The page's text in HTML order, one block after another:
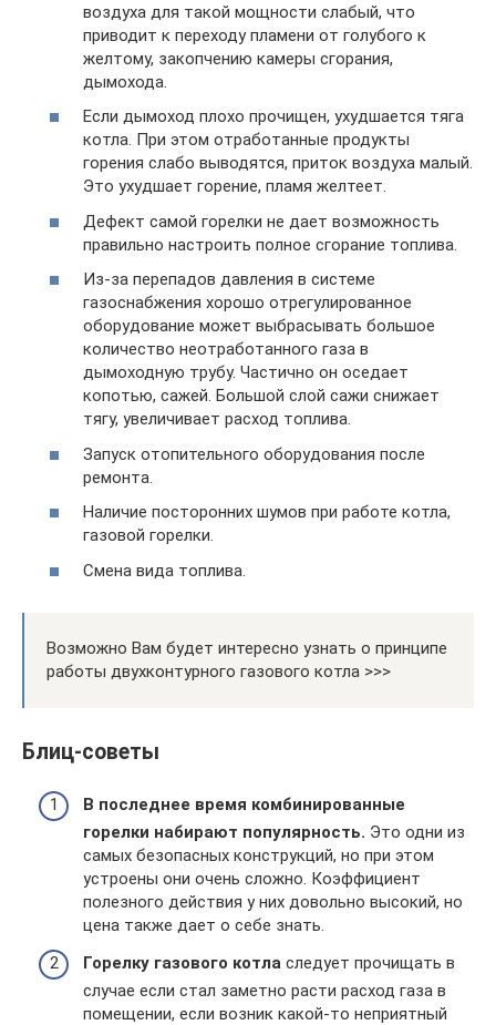
воздуха для такой мощности слабый, что
приводит к переходу пламени от голубого к
желтому, закопчению камеры сгорания,
дымохода.
Если дымоход плохо прочищен, ухудшается тяга
котла. При этом отработанные продукты
горения слабо выводятся, приток воздуха малый.
Это ухудшает горение, пламя желтеет.
Дефект самой горелки не дает возможность
правильно настроить полное сгорание топлива.
Из-за перепадов давления в системе
газоснабжения хорошо отрегулированное
оборудование может выбрасывать большое
количество неотработанного газа в
дымоходную трубу. Частично он оседает
копотью, сажей. Большой слой сажи снижает
тягу, увеличивает расход топлива.
Запуск отопительного оборудования после
ремонта.
Наличие посторонних шумов при работе котла,
газовой горелки.
Смена вида топлива.
Возможно Вам будет интересно узнать о принципе
работы двухконтурного газового котла >>>
Блиц-советы
В последнее время комбинированные
горелки набирают популярность. Это одни из
самых безопасных конструкций, но при этом
устроены они очень сложно. Коэффициент
полезного действия у них довольно высокий, но
цена также дает о себе знать.
Горелку газового котла следует прочищать в
случае если стал заметно расти расход газа в
помещении, если возник какой-то неприятный